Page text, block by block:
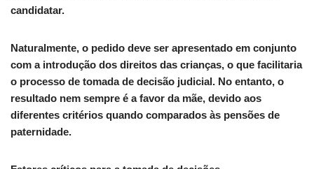
candidatar.
Naturalmente, o pedido deve ser apresentado em conjunto
com a introdução dos direitos das crianças, o que facilitaria
o processo de tomada de decisão judicial. No entanto, o
resultado nem sempre é a favor da mãe, devido aos
diferentes critérios quando comparados às pensões de
paternidade.